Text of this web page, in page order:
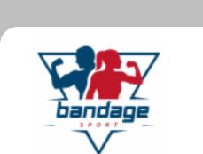
to
content